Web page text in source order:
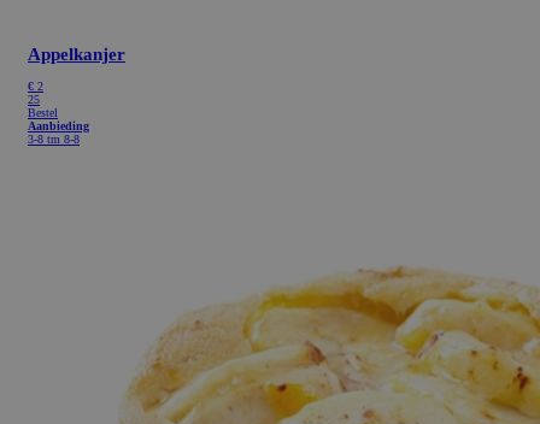
Appelkanjer
€ 2
25
Bestel
Aanbieding
3-8 tm 8-8